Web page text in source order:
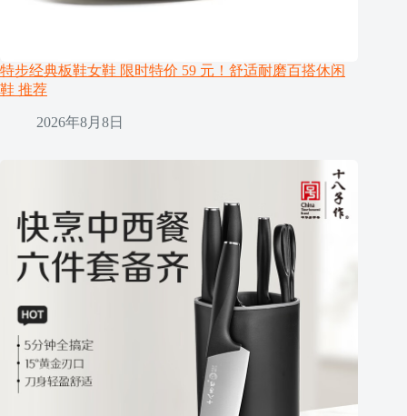
特步经典板鞋女鞋 限时特价 59 元！舒适耐磨百搭休闲
鞋 推荐
2026年8月8日